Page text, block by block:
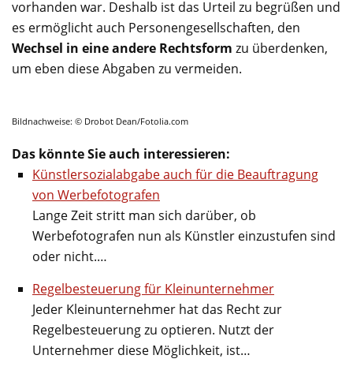
vorhanden war. Deshalb ist das Urteil zu begrüßen und
es ermöglicht auch Personengesellschaften, den
Wechsel in eine andere Rechtsform zu überdenken,
um eben diese Abgaben zu vermeiden.
Bildnachweise: © Drobot Dean/Fotolia.com
Das könnte Sie auch interessieren:
Künstlersozialabgabe auch für die Beauftragung
von Werbefotografen
Lange Zeit stritt man sich darüber, ob
Werbefotografen nun als Künstler einzustufen sind
oder nicht.…
Regelbesteuerung für Kleinunternehmer
Jeder Kleinunternehmer hat das Recht zur
Regelbesteuerung zu optieren. Nutzt der
Unternehmer diese Möglichkeit, ist…